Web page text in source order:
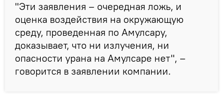
"Эти заявления – очередная ложь, и
оценка воздействия на окружающую
среду, проведенная по Амулсару,
доказывает, что ни излучения, ни
опасности урана на Амулсаре нет", –
говорится в заявлении компании.